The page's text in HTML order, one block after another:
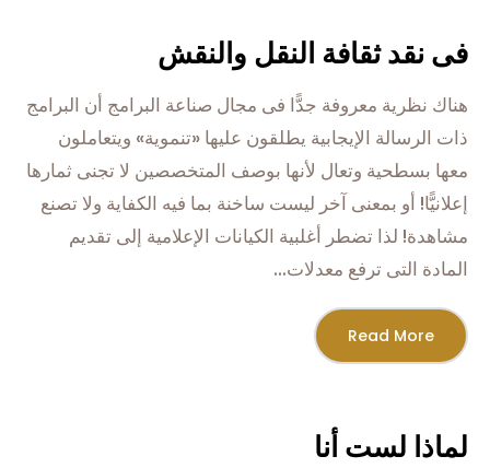
فى نقد ثقافة النقل والنقش
هناك نظرية معروفة جدًّا فى مجال صناعة البرامج أن البرامج
ذات الرسالة الإيجابية يطلقون عليها «تنموية» ويتعاملون
معها بسطحية وتعال لأنها بوصف المتخصصين لا تجنى ثمارها
إعلانيًّا! أو بمعنى آخر ليست ساخنة بما فيه الكفاية ولا تصنع
مشاهدة! لذا تضطر أغلبية الكيانات الإعلامية إلى تقديم
المادة التى ترفع معدلات...
Read More
لماذا لست أنا